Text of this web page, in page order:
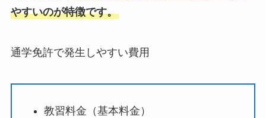
やすいのが特徴です。
通学免許で発生しやすい費用
教習料金（基本料金）